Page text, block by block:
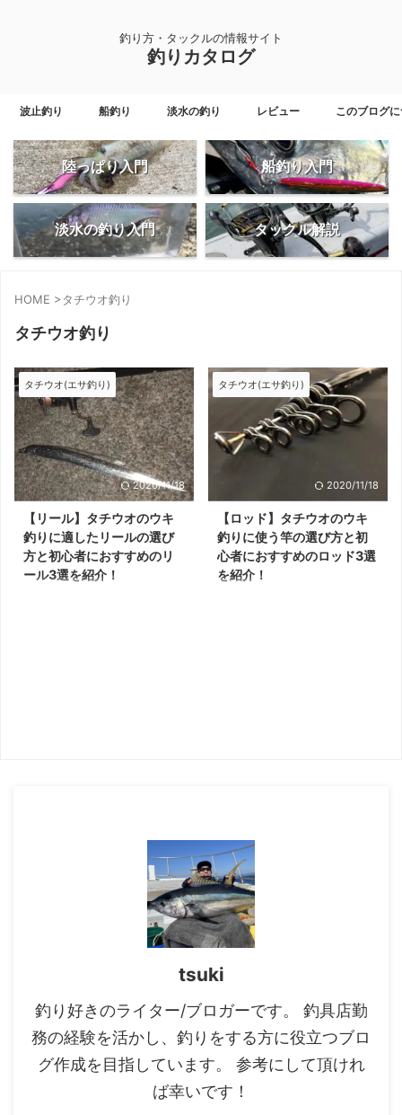
釣り方・タックルの情報サイト
釣りカタログ
波止釣り 船釣り 淡水の釣り レビュー このブログ
陸っぱり入門 船釣り入門
淡水の釣り入門 タックル解説
HOME >タチウオ釣り
タチウオ釣り
タチウオ(エサ釣り)
2020/11/18
【リール】タチウオのウキ
釣りに適したリールの選び
方と初心者におすすめのリ
ール3選を紹介！
ズ（糸巻き量） タチウオのウキ
釣りではナイロンラインの3号 ...
タチウオ(エサ釣り)
2020/11/18
【ロッド】タチウオのウキ
釣りに使う竿の選び方と初
心者におすすめのロッド3選
を紹介！
用するロッドを選ぶポイントは
長さ 硬さ 遠投タイプ（ガイド）
以上の3点を基準に選びま ...
tsuki
釣り好きのライター/ブロガーです。 釣具店勤
務の経験を活かし、釣りをする方に役立つブロ
グ作成を目指しています。 参考にして頂けれ
ば幸いです！